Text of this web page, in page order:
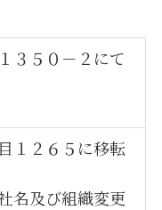
３５０－２にて
１２６５に移転
名及び組織変更